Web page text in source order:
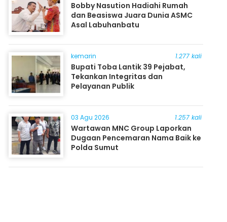
Bobby Nasution Hadiahi Rumah
dan Beasiswa Juara Dunia ASMC
Asal Labuhanbatu
kemarin 1.277 kali
Bupati Toba Lantik 39 Pejabat,
Tekankan Integritas dan
Pelayanan Publik
03 Agu 2026 1.257 kali
Wartawan MNC Group Laporkan
Dugaan Pencemaran Nama Baik ke
Polda Sumut